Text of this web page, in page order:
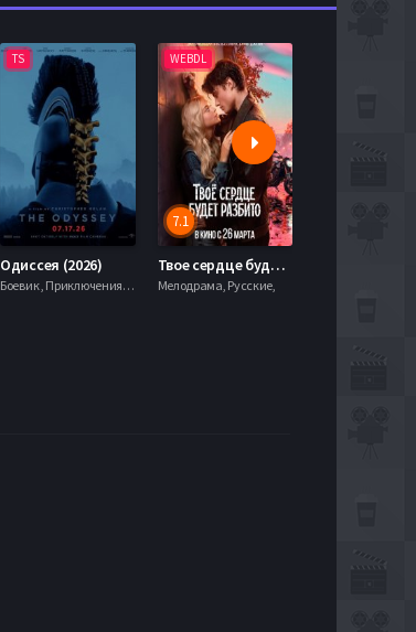
TS
Одиссея (2026)
Боевик , Приключения, Фэнтези,
WEBDL
7.1
Твое сердце будет разбито (2026)
Мелодрама, Русские,